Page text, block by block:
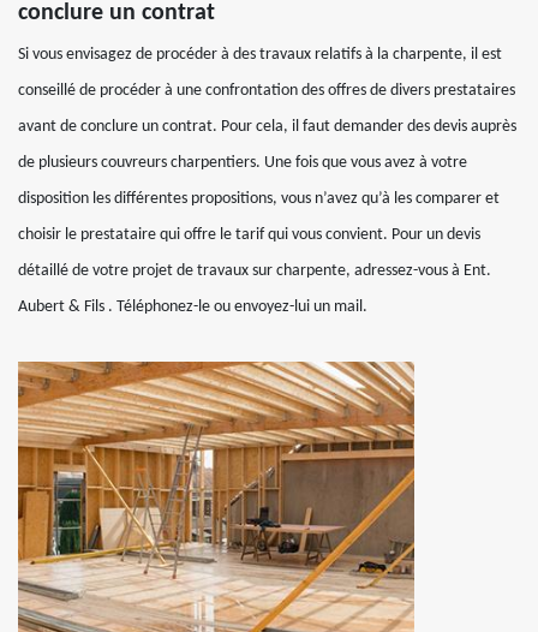
conclure un contrat
Si vous envisagez de procéder à des travaux relatifs à la charpente, il est
conseillé de procéder à une confrontation des offres de divers prestataires
avant de conclure un contrat. Pour cela, il faut demander des devis auprès
de plusieurs couvreurs charpentiers. Une fois que vous avez à votre
disposition les différentes propositions, vous n’avez qu’à les comparer et
choisir le prestataire qui offre le tarif qui vous convient. Pour un devis
détaillé de votre projet de travaux sur charpente, adressez-vous à Ent.
Aubert & Fils . Téléphonez-le ou envoyez-lui un mail.